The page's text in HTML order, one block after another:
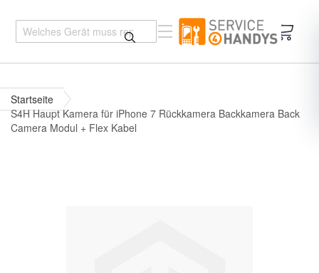
Startseite
S4H Haupt Kamera für iPhone 7 Rückkamera Backkamera Back
Camera Modul + Flex Kabel